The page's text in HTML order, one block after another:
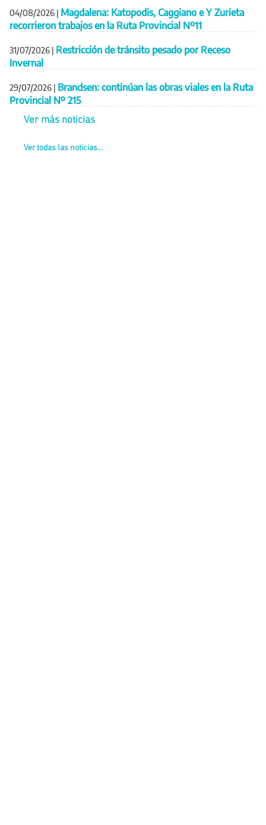
04/08/2026 | Magdalena: Katopodis, Caggiano e Y Zurieta
recorrieron trabajos en la Ruta Provincial Nº11
31/07/2026 | Restricción de tránsito pesado por Receso
Invernal
29/07/2026 | Brandsen: continúan las obras viales en la Ruta
Provincial Nº 215
Ver más noticias
Ver todas las noticias...